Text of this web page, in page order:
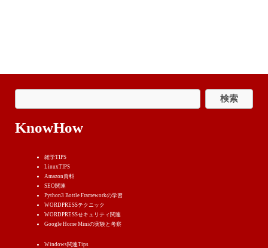
KnowHow
雑学TIPS
LinuxTIPS
Amazon資料
SEO関連
Python3 Bottle Frameworkの学習
WORDPRESSテクニック
WORDPRESSせキュリティ関連
Google Home Miniの実験と考察
Windows関連Tips